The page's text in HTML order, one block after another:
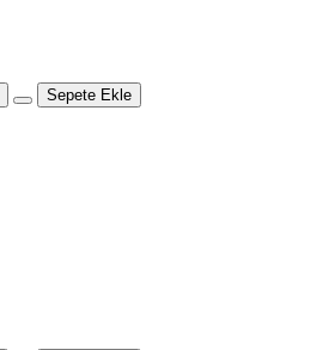
Sepete Ekle